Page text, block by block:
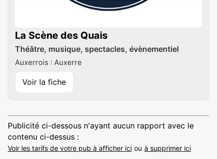
La Scène des Quais
Théâtre, musique, spectacles, évènementiel
Auxerrois : Auxerre
Voir la fiche
Publicité ci-dessous n'ayant aucun rapport avec le
contenu ci-dessus :
Voir les tarifs de votre pub à afficher ici ou à supprimer ici